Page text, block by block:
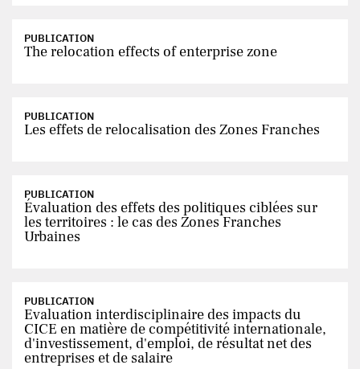
PUBLICATION
The relocation effects of enterprise zone
PUBLICATION
Les effets de relocalisation des Zones Franches
PUBLICATION
Évaluation des effets des politiques ciblées sur
les territoires : le cas des Zones Franches
Urbaines
PUBLICATION
Evaluation interdisciplinaire des impacts du
CICE en matière de compétitivité internationale,
d'investissement, d'emploi, de résultat net des
entreprises et de salaire